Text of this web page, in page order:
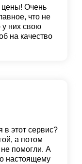
цены! Очень
что не
них свою
на качество
в этот сервис?
а потом
помогли. А
настоящему